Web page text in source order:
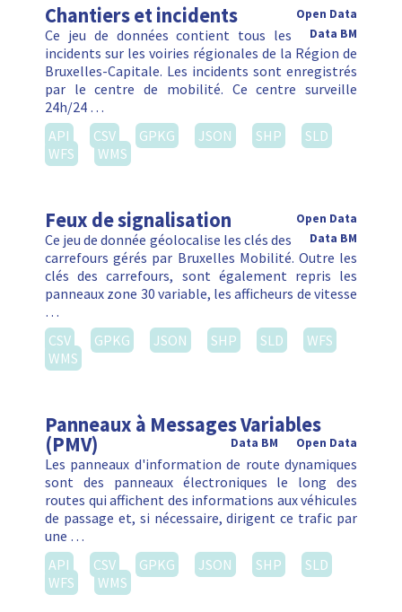
Chantiers et incidents
Open Data
Data BM
Ce jeu de données contient tous les
incidents sur les voiries régionales de la Région de
Bruxelles-Capitale. Les incidents sont enregistrés
par le centre de mobilité. Ce centre surveille
24h/24 …
API
CSV GPKG JSON SHP
SLD
WFS
WMS
Feux de signalisation
Open Data
Data BM
Ce jeu de donnée géolocalise les clés des
carrefours gérés par Bruxelles Mobilité. Outre les
clés des carrefours, sont également repris les
panneaux zone 30 variable, les afficheurs de vitesse
…
CSV
GPKG JSON SHP SLD
WFS
WMS
Panneaux à Messages Variables
(PMV) Open Data
Data BM
Les panneaux d'information de route dynamiques
sont des panneaux électroniques le long des
routes qui affichent des informations aux véhicules
de passage et, si nécessaire, dirigent ce trafic par
une …
API
CSV GPKG JSON SHP
SLD
WFS
WMS